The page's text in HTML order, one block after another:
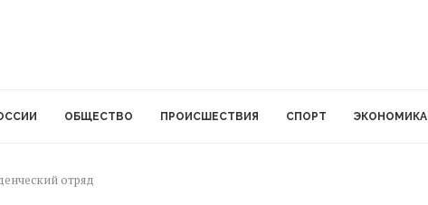
ОБЩЕСТВО ПРОИСШЕСТВИЯ СПОРТ ЭКОНОМИКА
отряд